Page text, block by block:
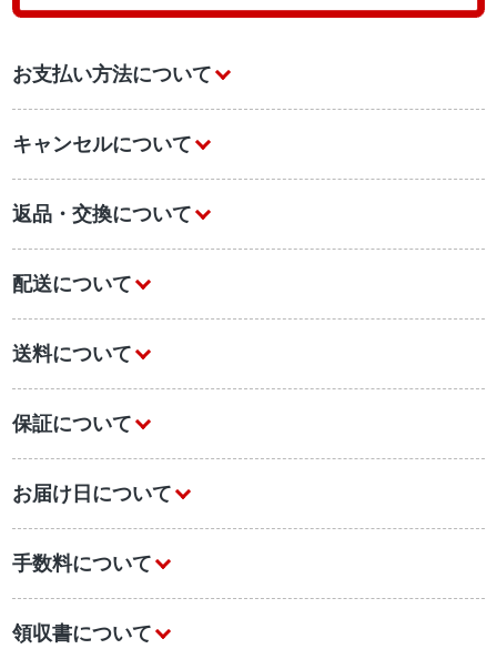
お支払い方法について
キャンセルについて
返品・交換について
配送について
送料について
保証について
お届け日について
手数料について
領収書について